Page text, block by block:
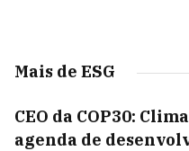
Mais de ESG
CEO da COP30:
agenda de